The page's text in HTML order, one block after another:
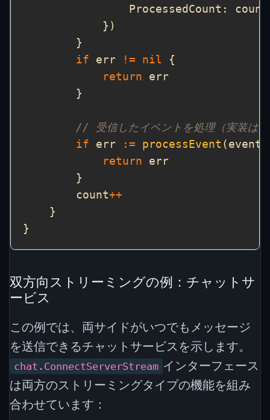
if err != nil
return
// 受信したイベントを処理（実装は
if err := processEvent
return
        count
++
双方向ストリーミングの例：チャットサ
ービス
この例では、両サイドがいつでもメッセージ
を送信できるチャットサービスを示します。
chat.ConnectServerStream インターフェース
は両方のストリーミングタイプの機能を組み
合わせています：